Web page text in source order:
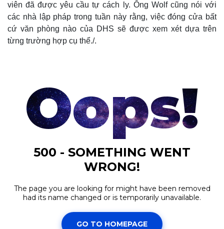
Thế giới
Multimedia
Video
Ảnh
Infographic
viên đã được yêu cầu tự cách ly. Ông Wolf cũng nói với
các nhà lập pháp trong tuần này rằng, việc đóng cửa bất
cứ văn phòng nào của DHS sẽ được xem xét dựa trên
từng trường hợp cụ thể./.